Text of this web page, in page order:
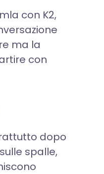
con K2,
ma la
con
dopo
spalle,